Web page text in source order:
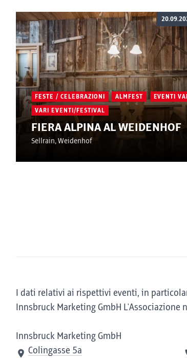
FESTE / CELEBRAZIONI ALMFEST EVENTI
VARI EVENTI/FESTIVAL
FIERA ALPINA AL WEIDENHOF
Sellrain, Weidenhof
I dati relativi ai rispettivi eventi, in
Innsbruck Marketing GmbH
Innsbruck Marketing GmbH
Colingasse 5a